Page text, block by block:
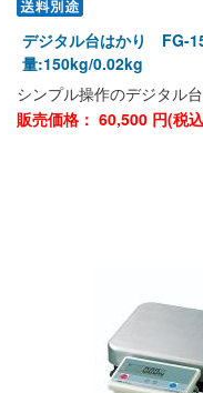
デジタル台はかり FG-
量:150kg/0.02kg
シンプル操作のデジタル
販売価格： 60,500 円(税